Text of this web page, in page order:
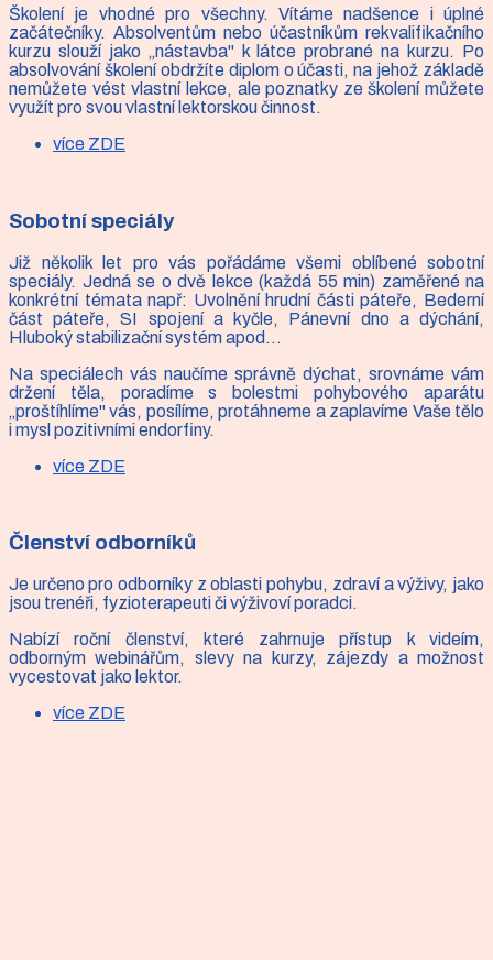
Školení je vhodné pro všechny. Vítáme nadšence i úplné
začátečníky. Absolventům nebo účastníkům rekvalifikačního
kurzu slouží jako „nástavba" k látce probrané na kurzu. Po
absolvování školení obdržíte diplom o účasti, na jehož základě
nemůžete vést vlastní lekce, ale poznatky ze školení můžete
využít pro svou vlastní lektorskou činnost.
více ZDE
Sobotní speciály
Již několik let pro vás pořádáme všemi oblíbené sobotní
speciály. Jedná se o dvě lekce (každá 55 min) zaměřené na
konkrétní témata např: Uvolnění hrudní části páteře, Bederní
část páteře, SI spojení a kyčle, Pánevní dno a dýchání,
Hluboký stabilizační systém apod…
Na speciálech vás naučíme správně dýchat, srovnáme vám
držení těla, poradíme s bolestmi pohybového aparátu
„proštíhlíme" vás, posílíme, protáhneme a zaplavíme Vaše tělo
i mysl pozitivními endorfiny.
více ZDE
Členství odborníků
Je určeno pro odborníky z oblasti pohybu, zdraví a výživy, jako
jsou trenéři, fyzioterapeuti či výživoví poradci.
Nabízí roční členství, které zahrnuje přístup k videím,
odborným webinářům, slevy na kurzy, zájezdy a možnost
vycestovat jako lektor.
více ZDE